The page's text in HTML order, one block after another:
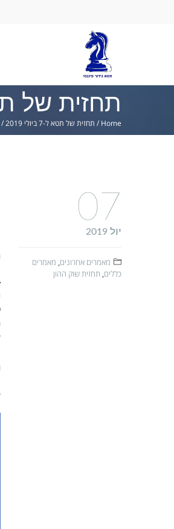
תחזית של תטא ל-7
Home
/ תחזית של תטא ל-7 ביולי 2019 /
07
יול 2019
מאמרים אחרונים, מאמרים
כללים, תחזית שוק ההון